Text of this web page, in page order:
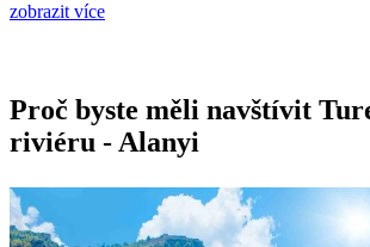
zobrazit více
Proč byste měli navštívit
riviéru - Alanyi